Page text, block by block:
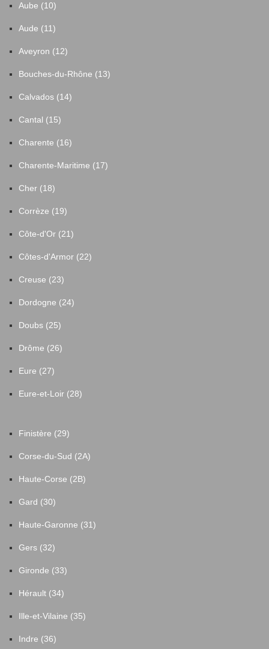
Aube (10)
Aude (11)
Aveyron (12)
Bouches-du-Rhône (13)
Calvados (14)
Cantal (15)
Charente (16)
Charente-Maritime (17)
Cher (18)
Corrèze (19)
Côte-d'Or (21)
Côtes-d'Armor (22)
Creuse (23)
Dordogne (24)
Doubs (25)
Drôme (26)
Eure (27)
Eure-et-Loir (28)
Finistère (29)
Corse-du-Sud (2A)
Haute-Corse (2B)
Gard (30)
Haute-Garonne (31)
Gers (32)
Gironde (33)
Hérault (34)
Ille-et-Vilaine (35)
Indre (36)